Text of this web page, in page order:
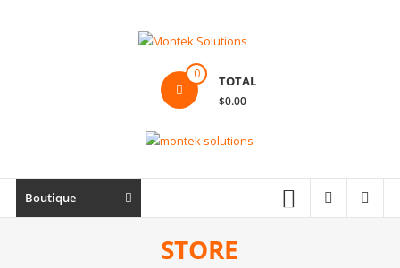
Ordinateur,
0 TOTAL
$0.00
Boutique
STORE